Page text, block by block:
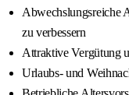
Abwechslungsreiche
zu verbessern
Attraktive Vergütung
Urlaubs- und